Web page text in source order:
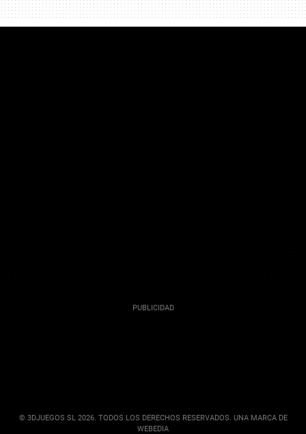
© 3DJUEGOS SL 2026. TODOS LOS DERECHOS RESERVADOS. UNA MARCA DE
WEBEDIA